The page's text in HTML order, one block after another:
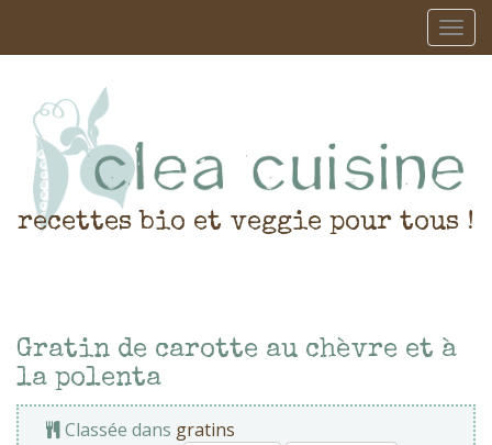
recettes bio et veggie pour tous !
Gratin de carotte au chèvre et à
la polenta
Classée dans gratins